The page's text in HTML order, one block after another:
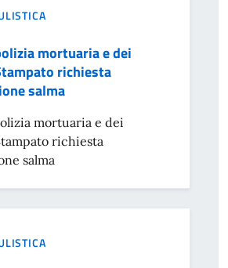
mortuaria e dei
richiesta
salma
mortuaria e dei
richiesta
salma